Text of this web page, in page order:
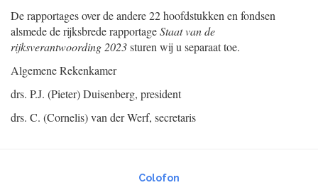
De rapportages over de andere 22 hoofdstukken en fondsen
alsmede de rijksbrede rapportageStaat van de
rijksverantwoording 2023sturen wij u separaat toe.
Algemene Rekenkamer
drs. P.J. (Pieter)Duisenberg, president
drs. C. (Cornelis)van der Werf, secretaris
Colofon